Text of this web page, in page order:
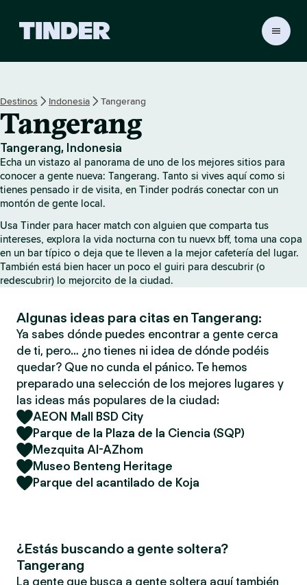
r
I
n
i
c
i
o
Destinos Indonesia Tangerang
Tangerang
Tangerang, Indonesia
Echa un vistazo al panorama de uno de los mejores sitios para
conocer a gente nueva: Tangerang. Tanto si vives aquí como si
tienes pensado ir de visita, en Tinder podrás conectar con un
montón de gente local.
Usa Tinder para hacer match con alguien que comparta tus
intereses, explora la vida nocturna con tu nuevx bff, toma una copa
en un bar típico o deja que te lleven a la mejor cafetería del lugar.
También está bien hacer un poco el guiri para descubrir (o
redescubrir) lo mejorcito de la ciudad.
Algunas ideas para citas en Tangerang:
Ya sabes dónde puedes encontrar a gente cerca
de ti, pero… ¿no tienes ni idea de dónde podéis
quedar? Que no cunda el pánico. Te hemos
preparado una selección de los mejores lugares y
las ideas más populares de la ciudad:
AEON Mall BSD City
Parque de la Plaza de la Ciencia (SQP)
Mezquita Al-AZhom
Museo Benteng Heritage
Parque del acantilado de Koja
¿Estás buscando a gente soltera?
Tangerang
La gente que busca a gente soltera aquí también